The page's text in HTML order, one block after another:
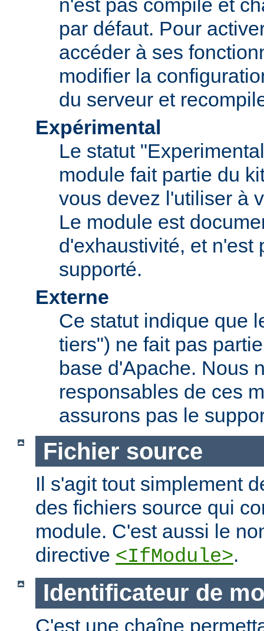
n'est pas compilé et
par défaut. Pour
accéder à ses
modifier la
du serveur et
Expérimental
Le statut
module fait partie du
vous devez l'utiliser à
Le module est
d'exhaustivité, et n'est
supporté.
Externe
Ce statut indique que
tiers") ne fait pas
base d'Apache. Nous
responsables de ces
assurons pas le
Fichier source
Il s'agit tout simplement
des fichiers source qui
module. C'est aussi le
directive <IfModule>.
Identificateur de
C'est une chaîne